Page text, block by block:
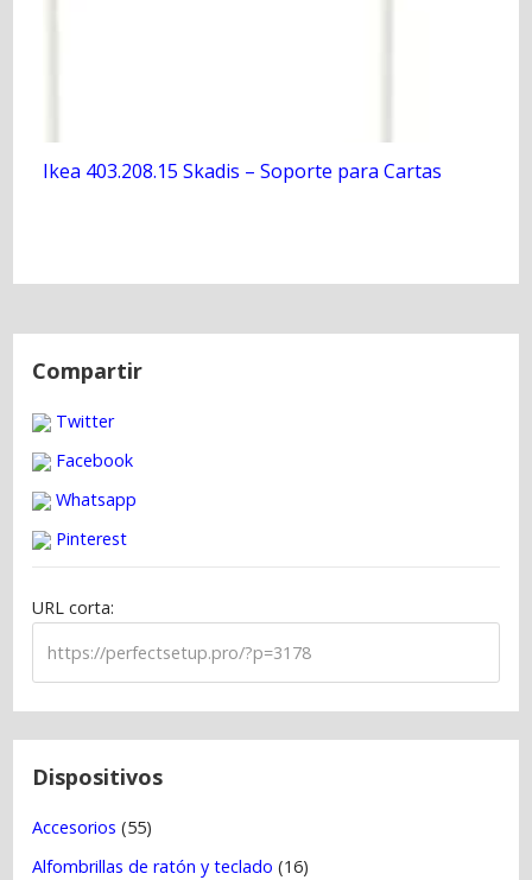
Ikea 403.208.15 Skadis – Soporte para Cartas
N
e
n
Compartir
Twitter
Facebook
Whatsapp
Pinterest
URL corta:
Dispositivos
Accesorios (55)
Alfombrillas de ratón y teclado (16)